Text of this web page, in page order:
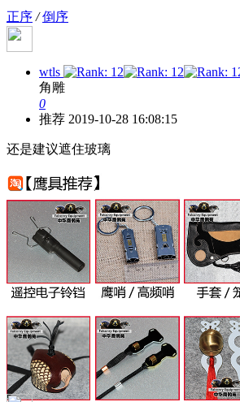
正序 / 倒序
wtls
角雕
0
推荐 2019-10-28 16:08:15
还是建议遮住玻璃